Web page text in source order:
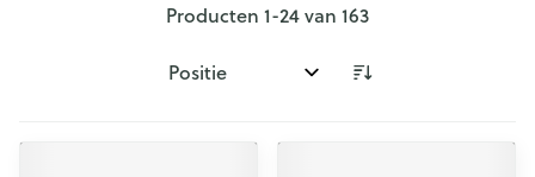
Producten 1-24van 163
Sorteer op: